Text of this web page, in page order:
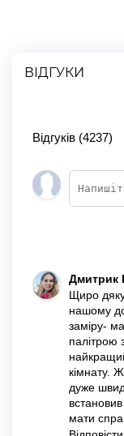
ВІДГУКИ